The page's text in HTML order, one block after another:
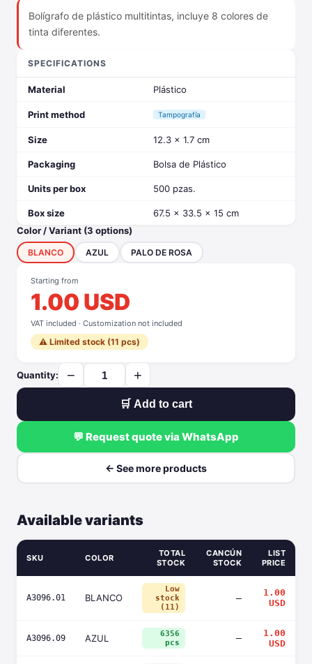
Bolígrafo de plástico multitintas, incluye 8 colores de
tinta diferentes.
SPECIFICATIONS
Material Plástico
Print method Tampografía
Size 12.3 x 1.7 cm
Packaging Bolsa de Plástico
Units per box 500 pzas.
Box size
67.5 x 33.5 x 15 cm
Color / Variant (3 options)
BLANCO AZUL PALO DE ROSA
Starting from
1.00 USD
VAT included · Customization not included
⚠️ Limited stock (11 pcs)
Quantity: − +
🛒 Add to cart
💬 Request quote via WhatsApp
← See more products
Available variants
SKU COLOR
TOTAL
STOCK
CANCÚN
STOCK
LIST
PRICE
A3096.01 BLANCO
Low
stock
(11)
—
1.00
USD
A3096.09 AZUL
6356
pcs
—
1.00
USD